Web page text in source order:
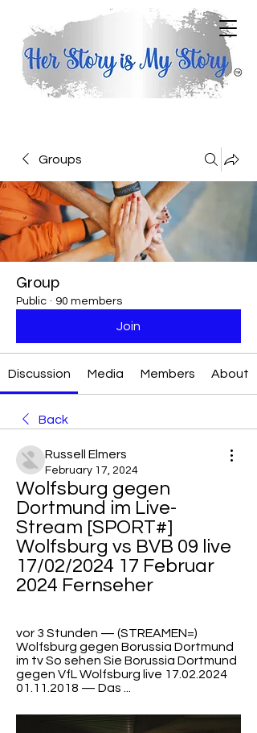
Groups
Group
Public · 90 members
Join
Discussion Media Members About
Back
Russell Elmers
February 17, 2024
Wolfsburg gegen
Dortmund im Live-
Stream [SPORT#]
Wolfsburg vs BVB 09 live
17/02/2024 17 Februar
2024 Fernseher
vor 3 Stunden — (STREAMEN=)
Wolfsburg gegen Borussia Dortmund
im tv So sehen Sie Borussia Dortmund
gegen VfL Wolfsburg live 17.02.2024
01.11.2018 — Das ...